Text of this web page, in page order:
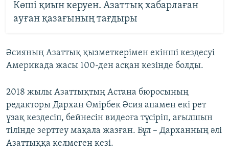
Көші қиын керуен. Азаттық хабарлаған
ауған қазағының тағдыры
Әсияның Азаттық қызметкерімен екінші кездесуі
Америкада жасы 100-ден асқан кезінде болды.
2018 жылы Азаттықтың Астана бюросының
редакторы Дархан Өмірбек Әсия апамен екі рет
ұзақ кездесіп, бейнесін видеоға түсіріп, ағылшын
тілінде зерттеу мақала жазған. Бұл – Дарханның әлі
Азаттыққа келмеген кезі.